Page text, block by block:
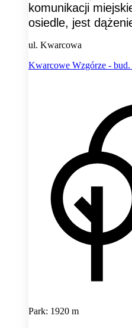
komunikacji
osiedle, jest
ul. Kwarcowa
Kwarcowe Wzgórze -
Park: 1920 m